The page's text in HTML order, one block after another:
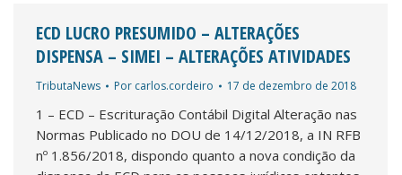
ECD LUCRO PRESUMIDO – ALTERAÇÕES
DISPENSA – SIMEI – ALTERAÇÕES ATIVIDADES
TributaNews Por carlos.cordeiro 17 de dezembro de 2018
1 – ECD – Escrituração Contábil Digital Alteração nas
Normas Publicado no DOU de 14/12/2018, a IN RFB
nº 1.856/2018, dispondo quanto a nova condição da